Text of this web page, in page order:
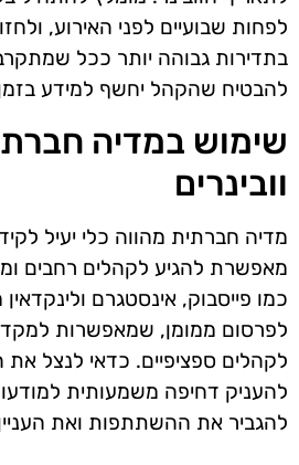
לפחות שבועיים לפני האירוע,
בתדירות גבוהה יותר ככל
להבטיח שהקהל יחשף למידע בזמן
שימוש במדיה
וובינרים
מדיה חברתית מהווה כלי יעיל
מאפשרת להגיע לקהלים רחבים
כמו פייסבוק, אינסטגרם
לפרסום ממומן, שמאפשרות
לקהלים ספציפיים. כדאי לנצל את
להעניק דחיפה משמעותית
להגביר את ההשתתפות ואת